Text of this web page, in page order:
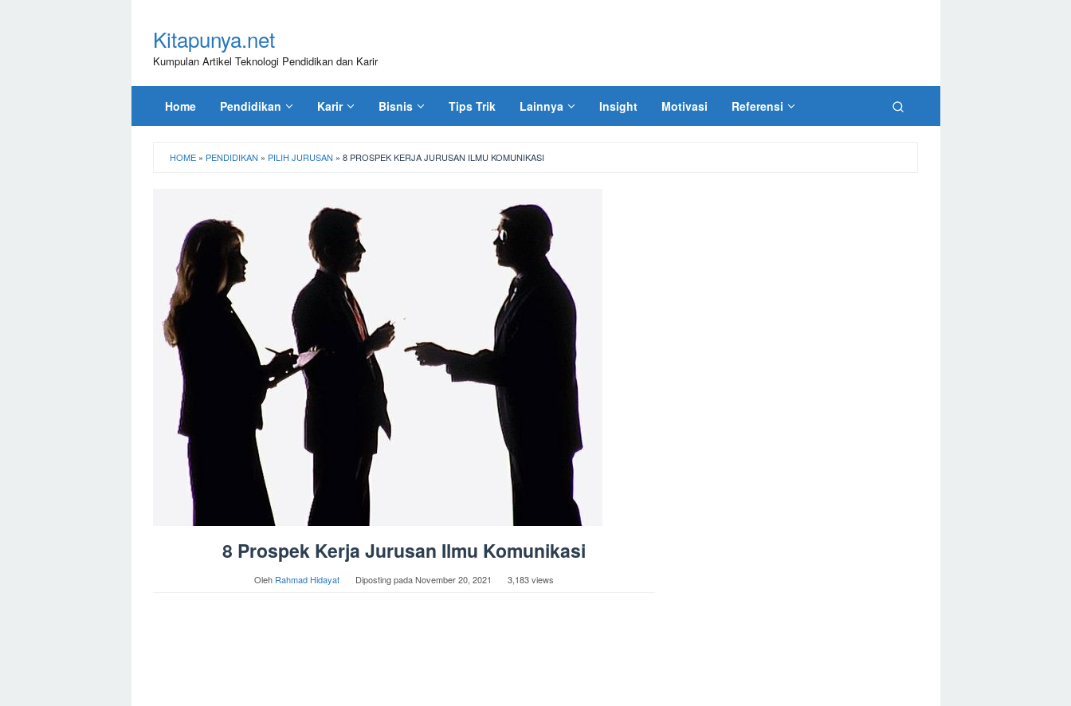
kontenKitapunya.net
Kumpulan Artikel Teknologi Pendidikan dan Karir
Home Pendidikan Karir Bisnis Tips Trik Lainnya Insight Motivasi Referensi
HOME » PENDIDIKAN » PILIH JURUSAN » 8 PROSPEK KERJA JURUSAN ILMU KOMUNIKASI
8 Prospek Kerja Jurusan Ilmu Komunikasi
Oleh Rahmad Hidayat Diposting padaNovember 20, 2021 3,183 views